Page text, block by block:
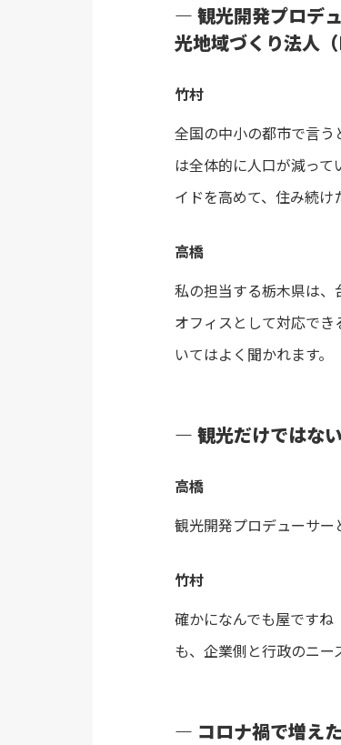
― 観光開発プロデ
光地域づくり法人
竹村
全国の中小の都市で言
は全体的に人口が減っ
イドを高めて、住み続け
高橋
私の担当する栃木県は
オフィスとして対応で
いてはよく聞かれます
― 観光だけではな
高橋
観光開発プロデューサー
竹村
確かになんでも屋です
も、企業側と行政のニー
― コロナ禍で増え